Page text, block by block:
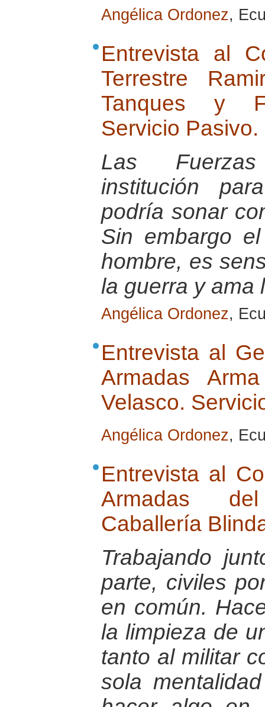
Angélica Ordonez,
Entrevista al
Terrestre
Tanques y
Servicio Pasivo.
Las
institución
podría sonar
Sin embargo
hombre, es
la guerra y ama
Angélica Ordonez,
Entrevista al
Armadas
Velasco.
Angélica Ordonez,
Entrevista al
Armadas
Caballería
Trabajando
parte, civiles
en común.
la limpieza de
tanto al militar
sola